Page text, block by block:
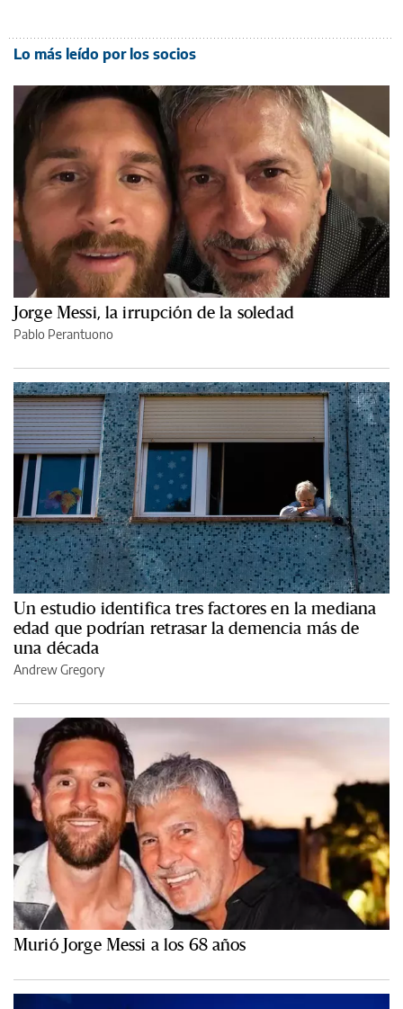
Lo más leído por los socios
Jorge Messi, la irrupción de la soledad
Pablo Perantuono
Un estudio identifica tres factores en la mediana
edad que podrían retrasar la demencia más de
una década
Andrew Gregory
Murió Jorge Messi a los 68 años